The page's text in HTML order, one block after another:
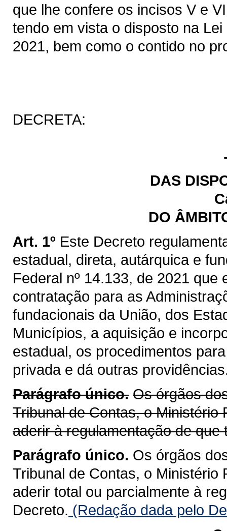
que lhe confere os incisos V e
tendo em vista o disposto na
2021, bem como o contido no
DECRETA:
DAS
DO
Art. 1º Este Decreto
estadual, direta, autárquica e
Federal nº 14.133, de 2021
contratação para as
fundacionais da União, dos
Municípios, a aquisição e
estadual, os procedimentos
privada e dá outras
Parágrafo único. Os órgãos
Tribunal de Contas, o Ministério
aderir à regulamentação de que
Parágrafo único. Os órgãos
Tribunal de Contas, o Ministério
aderir total ou parcialmente à
Decreto. (Redação dada pelo